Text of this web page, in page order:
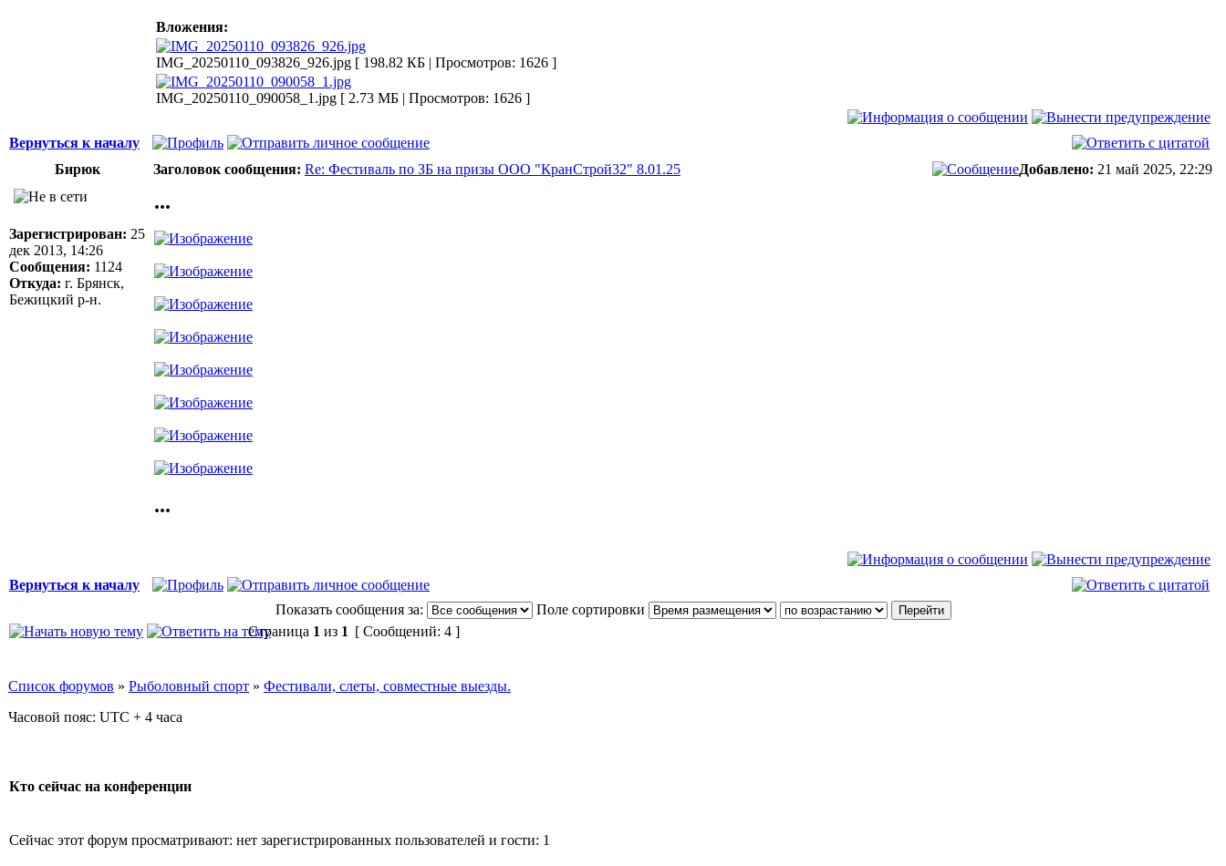
Вложения:
IMG_20250110_093826_926.jpg [ 198.82 КБ | Просмотров: 1626 ]
IMG_20250110_090058_1.jpg [ 2.73 МБ | Просмотров: 1626 ]
Вернуться к началу
Бирюк
Заголовок сообщения: Re: Фестиваль по ЗБ на призы ООО "КранСтрой32" 8.01.25 Добавлено: 21 май 2025, 22:29
Зарегистрирован: 25
дек 2013, 14:26
Сообщения: 1124
Откуда: г. Брянск,
Бежицкий р-н.
...
...
Вернуться к началу
Показать сообщения за:
Поле сортировки
Страница 1 из 1 [ Сообщений: 4 ]
Список форумов » Рыболовный спорт » Фестивали, слеты, совместные выезды.
Часовой пояс: UTC + 4 часа
Кто сейчас на конференции
Сейчас этот форум просматривают: нет зарегистрированных пользователей и гости: 1